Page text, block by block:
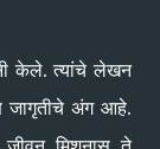
केले. त्यांचे लेखन
जागृतीचे अंग आहे.